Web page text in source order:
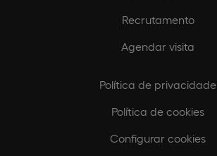
Recrutamento
Agendar visita
Política de privacidade
Política de cookies
Configurar cookies